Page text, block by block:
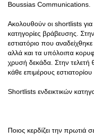
Boussias Communications.
Ακολουθούν οι shortlists για
κατηγορίες βράβευσης.
εστιατόριο που
αλλά και τα υπόλοιπα
χρυσή δεκάδα. Στην τελετή
κάθε επιμέρους
Shortlists ενδεικτικών
Ποιος κερδίζει την πρωτιά